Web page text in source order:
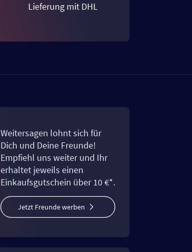
Lieferung mit DHL
Weitersagen lohnt sich für
Dich und Deine Freunde!
Empfiehl uns weiter und Ihr
erhaltet jeweils einen
Einkaufsgutschein über 10 €*.
Jetzt Freunde werben